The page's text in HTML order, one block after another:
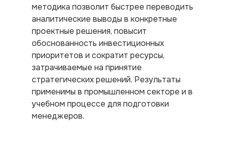
методика позволит быстрее переводить
аналитические выводы в конкретные
проектные решения, повысит
обоснованность инвестиционных
приоритетов и сократит ресурсы,
затрачиваемые на принятие
стратегических решений. Результаты
применимы в промышленном секторе и в
учебном процессе для подготовки
менеджеров.